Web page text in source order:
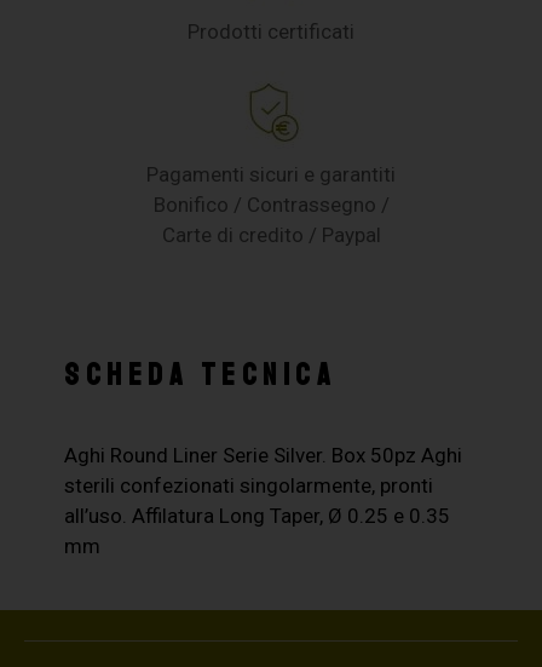
Prodotti certificati
Pagamenti sicuri e garantiti
Bonifico / Contrassegno /
Carte di credito / Paypal
SCHEDA TECNICA
Aghi Round Liner Serie Silver. Box 50pz Aghi
sterili confezionati singolarmente, pronti
all’uso. Affilatura Long Taper, Ø 0.25 e 0.35
mm